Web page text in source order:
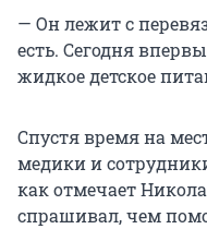
— Он лежит с
есть. Сегодня
жидкое детское
Спустя время на
медики и
как отмечает
спрашивал, чем